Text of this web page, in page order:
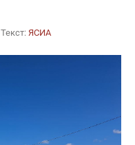
Текст: ЯСИА